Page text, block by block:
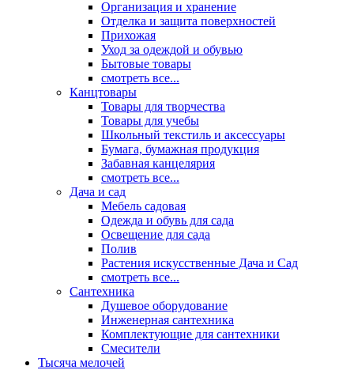
Организация и хранение
Отделка и защита поверхностей
Прихожая
Уход за одеждой и обувью
Бытовые товары
смотреть все...
Канцтовары
Товары для творчества
Товары для учебы
Школьный текстиль и аксессуары
Бумага, бумажная продукция
Забавная канцелярия
смотреть все...
Дача и сад
Мебель садовая
Одежда и обувь для сада
Освещение для сада
Полив
Растения искусственные Дача и Сад
смотреть все...
Сантехника
Душевое оборудование
Инженерная сантехника
Комплектующие для сантехники
Смесители
Тысяча мелочей